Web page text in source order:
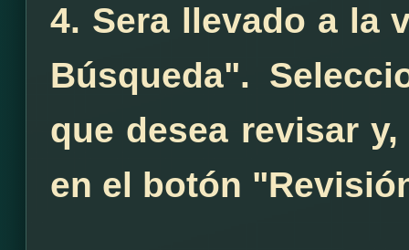
4. Sera llevado a la
Búsqueda".
que desea revisar
en el botón